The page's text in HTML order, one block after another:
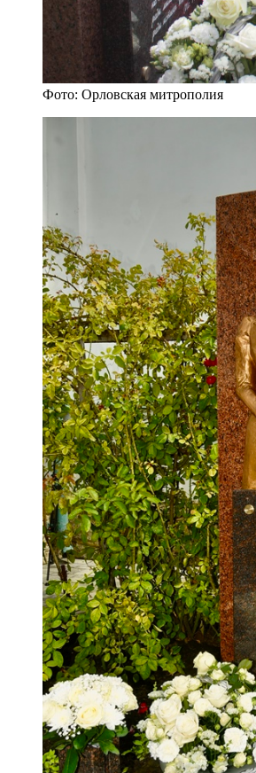
Фото: Орловская митрополия